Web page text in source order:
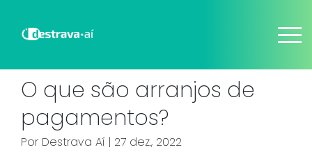
O que são arranjos de
pagamentos?
Por Destrava Aí | 27 dez., 2022